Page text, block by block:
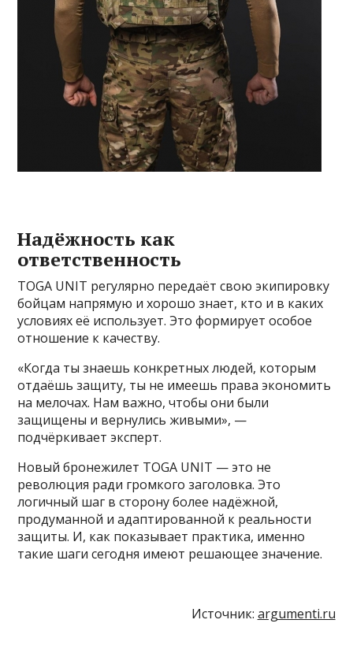
Надёжность как
ответственность
TOGA UNIT регулярно передаёт свою экипировку
бойцам напрямую и хорошо знает, кто и в каких
условиях её использует. Это формирует особое
отношение к качеству.
«Когда ты знаешь конкретных людей, которым
отдаёшь защиту, ты не имеешь права экономить
на мелочах. Нам важно, чтобы они были
защищены и вернулись живыми», —
подчёркивает эксперт.
Новый бронежилет TOGA UNIT — это не
революция ради громкого заголовка. Это
логичный шаг в сторону более надёжной,
продуманной и адаптированной к реальности
защиты. И, как показывает практика, именно
такие шаги сегодня имеют решающее значение.
Источник: argumenti.ru